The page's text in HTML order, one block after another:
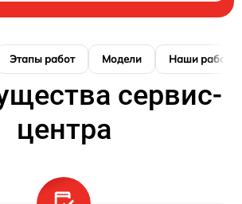
Этапы работ Модели Наши работы
сервис-
центра